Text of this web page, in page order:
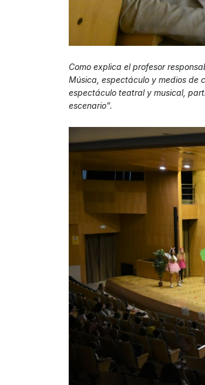
Como explica el profesor
Música, espectáculo y medios de
espectáculo teatral y musical,
escenario”.